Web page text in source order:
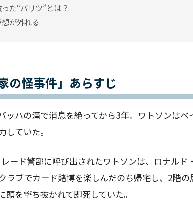
た“バリツ”とは？
が外れる
の怪事件」あらすじ
ッハの滝で消息を絶ってから3年。ワトソンはベ
していた。
ード警部に呼び出されたワトソンは、ロナルド
ラブでカード賭博を楽しんだのち帰宅し、2階
頭を撃ち抜かれて即死していた。